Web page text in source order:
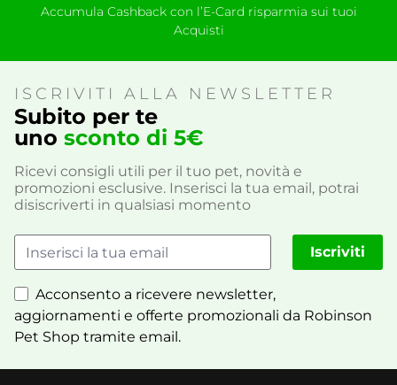
Accumula Cashback con l’E-Card risparmia sui tuoi
Acquisti
ISCRIVITI ALLA NEWSLETTER
Subito per te
uno sconto di 5€
Ricevi consigli utili per il tuo pet, novità e
promozioni esclusive. Inserisci la tua email, potrai
disiscriverti in qualsiasi momento
Acconsento a ricevere newsletter,
aggiornamenti e offerte promozionali da Robinson
Pet Shop tramite email.
Iscriviti